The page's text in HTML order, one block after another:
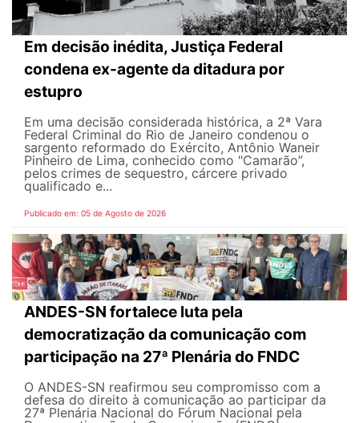
Em decisão inédita, Justiça Federal
condena ex-agente da ditadura por
estupro
Em uma decisão considerada histórica, a 2ª Vara
Federal Criminal do Rio de Janeiro condenou o
sargento reformado do Exército, Antônio Waneir
Pinheiro de Lima, conhecido como "Camarão”,
pelos crimes de sequestro, cárcere privado
qualificado e...
Publicado em: 05 de Agosto de 2026
ANDES-SN fortalece luta pela
democratização da comunicação com
participação na 27ª Plenária do FNDC
O ANDES-SN reafirmou seu compromisso com a
defesa do direito à comunicação ao participar da
27ª Plenária Nacional do Fórum Nacional pela